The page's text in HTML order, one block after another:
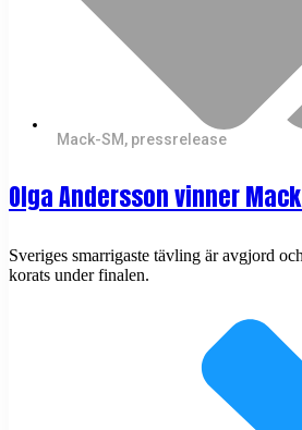
Mack-SM, pressrelease
Olga Andersson vinner
Sveriges smarrigaste tävling är avgjord
korats under finalen.